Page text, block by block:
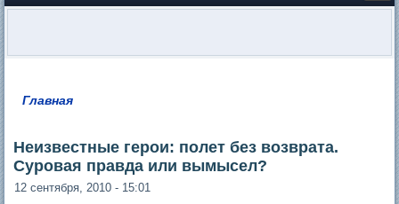
Главная
Неизвестные герои: полет без возврата.
Суровая правда или вымысел?
12 сентября, 2010 - 15:01